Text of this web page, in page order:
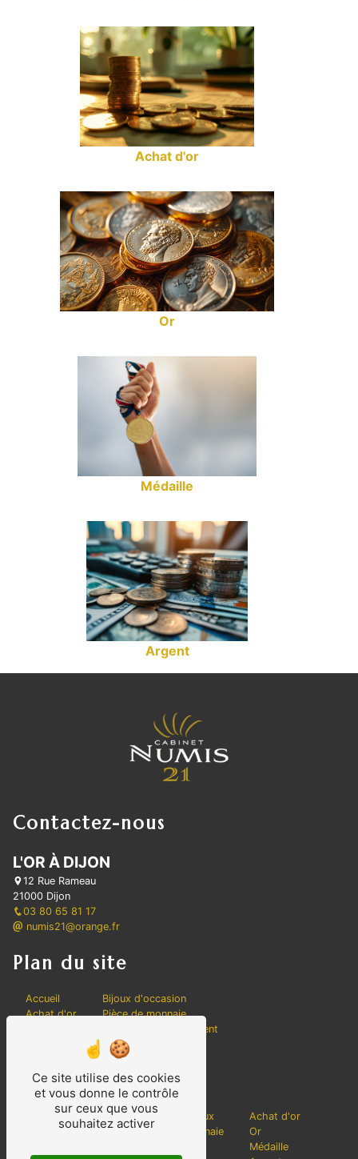
Achat d'or
Or
Médaille
Argent
Contactez-nous
L'OR À DIJON
12 Rue Rameau
21000 Dijon
03 80 65 81 17
numis21@orange.fr
Plan du site
Accueil
Achat d'or
Bijoux d'occasion
Pièce de monnaie
Conseils investissement
Actualités
Nos prestations
Achat de bijoux
Vente de monnaie
Achat d'or
Or
Médaille
Ce site utilise des cookies
et vous donne le contrôle
sur ceux que vous
souhaitez activer